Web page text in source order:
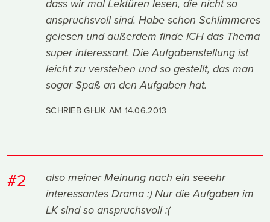
dass wir mal Lektüren lesen, die nicht so
anspruchsvoll sind. Habe schon Schlimmeres
gelesen und außerdem finde ICH das Thema
super interessant. Die Aufgabenstellung ist
leicht zu verstehen und so gestellt, das man
sogar Spaß an den Aufgaben hat.
SCHRIEB GHJK AM 14.06.2013
#2
also meiner Meinung nach ein seeehr
interessantes Drama :) Nur die Aufgaben im
LK sind so anspruchsvoll :(